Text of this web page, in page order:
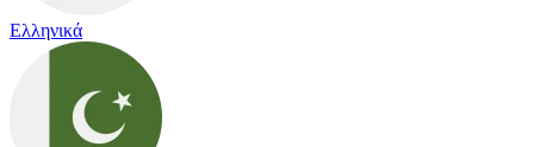
Ελληνικά